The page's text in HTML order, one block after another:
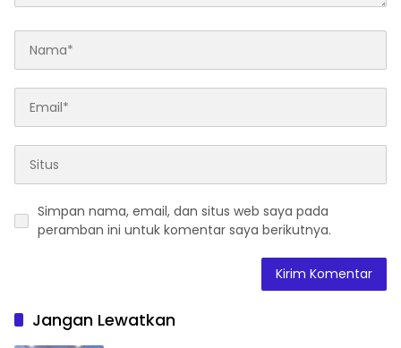
Simpan nama, email, dan situs web saya pada
peramban ini untuk komentar saya berikutnya.
Jangan Lewatkan